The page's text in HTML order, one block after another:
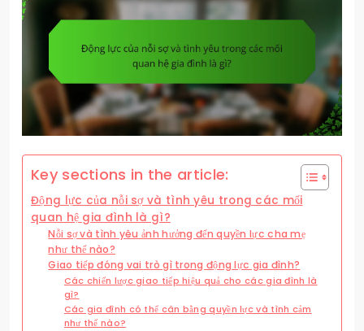
Key sections in the article:
Động lực của nỗi sợ và tình yêu trong các mối
quan hệ gia đình là gì?
Nỗi sợ và tình yêu ảnh hưởng đến quyền lực cha mẹ
như thế nào?
Giao tiếp đóng vai trò gì trong động lực gia đình?
Các chiến lược giao tiếp hiệu quả cho các gia đình là
gì?
Các gia đình có thể cân bằng quyền lực và tình cảm
như thế nào?